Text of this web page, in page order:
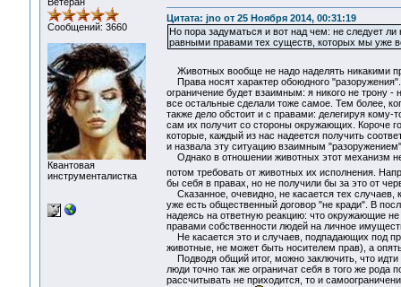
Сообщений: 3660
Квантовая
инструменталистка
Цитата: jno от 25 Ноября 2014, 00:31:19
Но пора задуматься и вот над чем: не следует ли
равными правами тех существ, которых мы уже
Животных вообще не надо наделять никакими
Права носят характер обоюдного
ограничение будет взаимным: я никого не трону -
все остальные сделали тоже самое. Тем более,
также дело обстоит и с правами: делегируя
сам их получит со стороны окружающих. Короче
которые, каждый из нас надеется получить
и назвала эту ситуацию взаимным
Однако в отношении животных этот механизм
потом требовать от животных их исполнения.
бы себя в правах, но не получили бы за это от
Сказанное, очевидно, не касается тех случаев,
уже есть общественный договор "не кради". В
надеясь на ответную реакцию: что окружающие
правами собственности людей на личное
Не касается это и случаев, подпадающих под
животные, не может быть носителем прав), а
Подводя общий итог, можно заключить, что идти
люди точно так же ограничат себя в того же рода
рассчитывать не приходится, то и